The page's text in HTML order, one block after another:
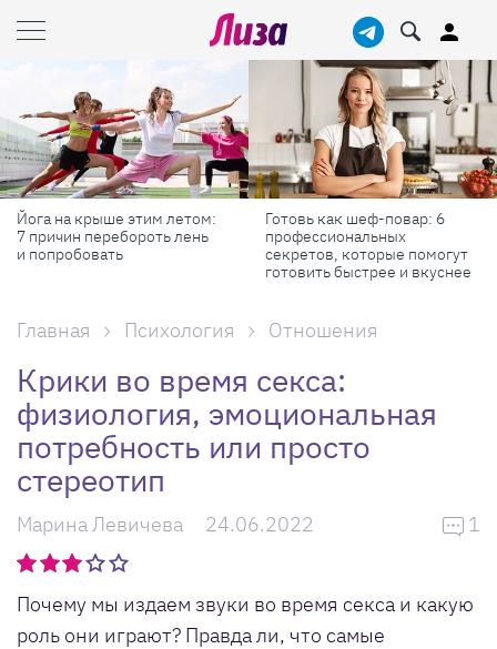
крыше этим летом:
перебороть лень
Готовь как шеф-повар: 6
профессиональных
секретов, которые помогут
готовить быстрее и вкуснее
Главная Психология Отношения
Крики во время секса:
физиология, эмоциональная
потребность или просто
стереотип
Марина Левичева 24.06.2022 1
Почему мы издаем звуки во время секса и какую
роль они играют? Правда ли, что самые